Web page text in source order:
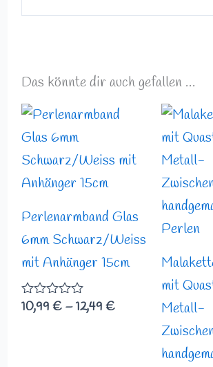
Das könnte dir auch gefallen …
Perlenarmband Glas
6mm Schwarz/Weiss
mit Anhänger 15cm
Bewertet
mit
10,99 € –12,49 €
Preisspanne:
12,49 €
mit
Metall-